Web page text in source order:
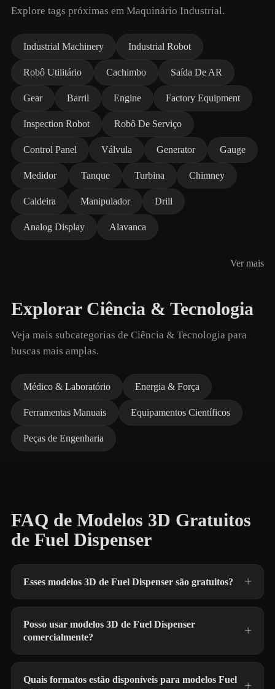
Explore tags próximas em Maquinário Industrial.
Industrial Machinery Industrial Robot
Robô Utilitário Cachimbo Saída De AR
Gear Barril Engine Factory Equipment
Inspection Robot Robô De Serviço
Control Panel Válvula Generator Gauge
Medidor Tanque Turbina Chimney
Caldeira Manipulador Drill
Analog Display Alavanca
Ver mais
Explorar Ciência & Tecnologia
Veja mais subcategorias de Ciência & Tecnologia para
buscas mais amplas.
Médico & Laboratório Energia & Força
Ferramentas Manuais Equipamentos Científicos
Peças de Engenharia
FAQ de Modelos 3D Gratuitos
de Fuel Dispenser
Esses modelos 3D de Fuel Dispenser são gratuitos?
Posso usar modelos 3D de Fuel Dispenser
comercialmente?
Quais formatos estão disponíveis para modelos Fuel